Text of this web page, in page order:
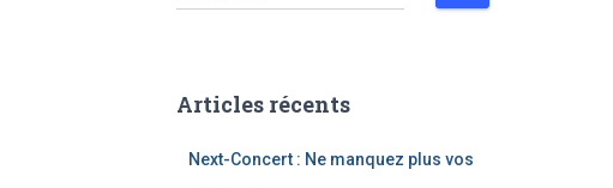
Articles récents
Next-Concert : Ne manquez plus vos